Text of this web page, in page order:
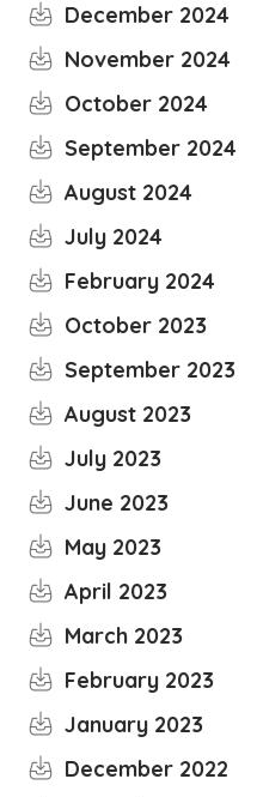
December 2024
November 2024
October 2024
September 2024
August 2024
July 2024
February 2024
October 2023
September 2023
August 2023
July 2023
June 2023
May 2023
April 2023
March 2023
February 2023
January 2023
December 2022